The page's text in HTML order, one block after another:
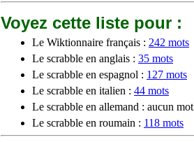
Voyez cette liste pour :
Le Wiktionnaire français : 242 mots
Le scrabble en anglais : 35 mots
Le scrabble en espagnol : 127 mots
Le scrabble en italien : 44 mots
Le scrabble en allemand : aucun mot
Le scrabble en roumain : 118 mots